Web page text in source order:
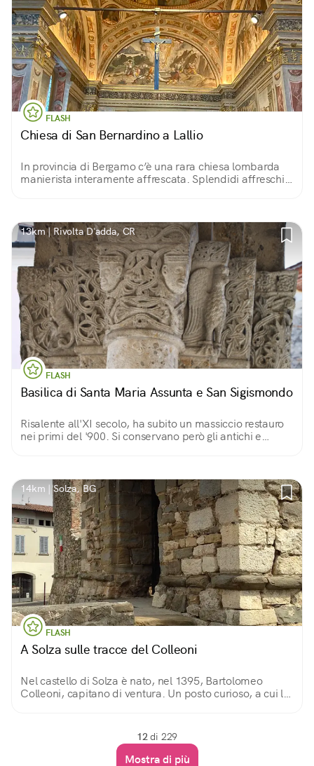
FLASH
Chiesa di San Bernardino a Lallio
In provincia di Bergamo c’è una rara chiesa lombarda
manierista interamente affrescata. Splendidi affreschi
13km | Rivolta D'adda, CR
FLASH
Basilica di Santa Maria Assunta e San Sigismondo
Risalente all'XI secolo, ha subito un massiccio restauro
nei primi del '900. Si conservano però gli antichi e
14km | Solza, BG
FLASH
A Solza sulle tracce del Colleoni
Nel castello di Solza è nato, nel 1395, Bartolomeo
Colleoni, capitano di ventura. Un posto curioso, a cui le
12di 229
Mostra di più